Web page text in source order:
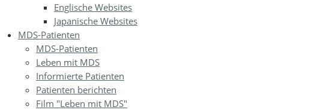
Englische Websites
Japanische Websites
MDS-Patienten
MDS-Patienten
Leben mit MDS
Informierte Patienten
Patienten berichten
Film "Leben mit MDS"